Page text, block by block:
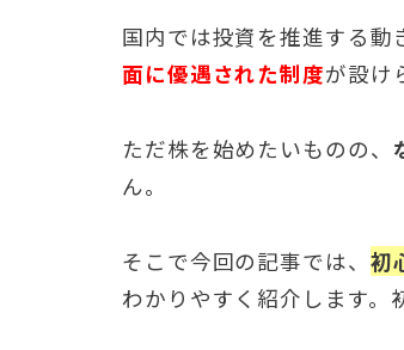
国内では投資を推進する動
面に優遇された制度が設け
ただ株を始めたいものの、
ん。
そこで今回の記事では、 初
わかりやすく紹介します。